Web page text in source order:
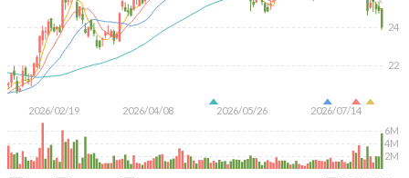
2026/02/19 2026/04/08 2026/05/26 2026/07/14
22
24
2M
4M
6M